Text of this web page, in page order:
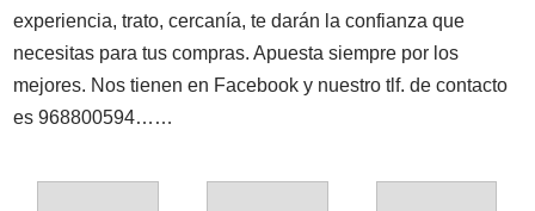
experiencia, trato, cercanía, te darán la confianza que
necesitas para tus compras. Apuesta siempre por los
mejores. Nos tienen en Facebook y nuestro tlf. de contacto
es 968800594……